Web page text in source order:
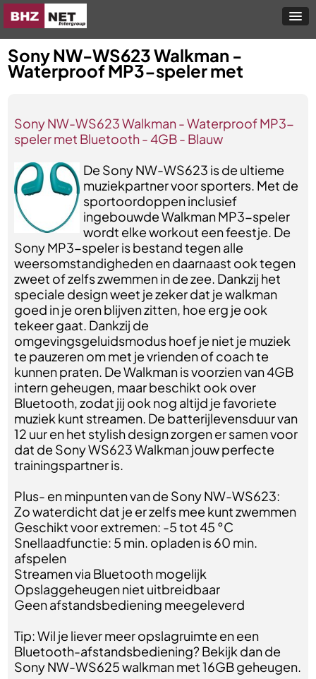
Sony NW-WS623 Walkman -
Waterproof MP3-speler met
Sony NW-WS623 Walkman - Waterproof MP3-
speler met Bluetooth - 4GB - Blauw
De Sony NW-WS623 is de ultieme
muziekpartner voor sporters. Met de
sportoordoppen inclusief
ingebouwde Walkman MP3-speler
wordt elke workout een feestje. De
Sony MP3-speler is bestand tegen alle
weersomstandigheden en daarnaast ook tegen
zweet of zelfs zwemmen in de zee. Dankzij het
speciale design weet je zeker dat je walkman
goed in je oren blijven zitten, hoe erg je ook
tekeer gaat. Dankzij de
omgevingsgeluidsmodus hoef je niet je muziek
te pauzeren om met je vrienden of coach te
kunnen praten. De Walkman is voorzien van 4GB
intern geheugen, maar beschikt ook over
Bluetooth, zodat jij ook nog altijd je favoriete
muziek kunt streamen. De batterijlevensduur van
12 uur en het stylish design zorgen er samen voor
dat de Sony WS623 Walkman jouw perfecte
trainingspartner is.
Plus- en minpunten van de Sony NW-WS623:
Zo waterdicht dat je er zelfs mee kunt zwemmen
Geschikt voor extremen: -5 tot 45 °C
Snellaadfunctie: 5 min. opladen is 60 min.
afspelen
Streamen via Bluetooth mogelijk
Opslaggeheugen niet uitbreidbaar
Geen afstandsbediening meegeleverd
Tip: Wil je liever meer opslagruimte en een
Bluetooth-afstandsbediening? Bekijk dan de
Sony NW-WS625 walkman met 16GB geheugen.